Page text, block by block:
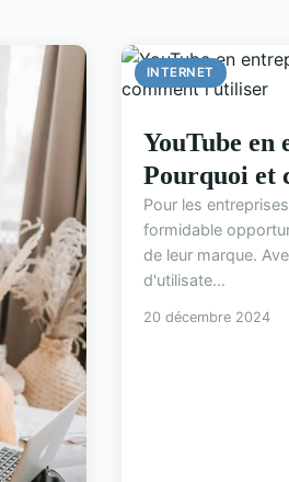
INTERNET
YouTube en
Pourquoi et
Pour les
formidable
de leur marque.
d'utilisate...
20 décembre 2024